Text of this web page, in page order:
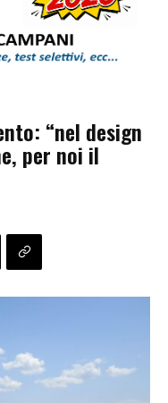
“nel design
per noi il